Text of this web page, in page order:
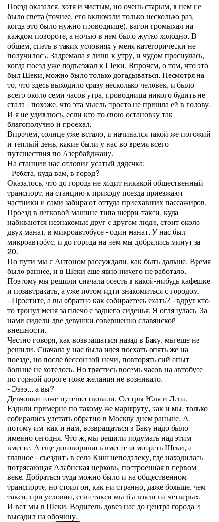
Поезд оказался, хотя и чистым, но очень старым, в нем не
было света (точнее, его включали только несколько раз,
когда это было нужно проводнице), вагон громыхал на
каждом повороте, а ночью в нем было жутко холодно. В
общем, спать в таких условиях у меня категорически не
получилось. Задремала я лишь к утру, и чудом проснулась,
когда поезд уже подъезжал к Шеки. Впрочем, о том, что это
был Шеки, можно было только догадываться. Несмотря на
то, что здесь выходило сразу несколько человек, и было
всего около семи часов утра, проводница никого будить не
стала - похоже, что эта мысль просто не пришла ей в голову.
И я не удивлюсь, если кто-то свою остановку так
благополучно и проехал.
Впрочем, солнце уже встало, и начинался такой же погожий
и теплый день, какие были у нас во время всего
путешествия по Азербайджану.
На станции нас отловил усатый дядечка:
- Ребята, куда вам, в город?
Оказалось, что до города не ходит никакой общественный
транспорт, на станцию к приходу поезда приезжают
частники и сами забирают оттуда приехавших пассажиров.
Проезд в легковой машине типа шерри-такси, куда
набиваются незнакомые друг с другом люди, стоит около
двух манат, в микроавтобусе - один манат. У нас был
микроавтобус, и до города на нем мы добрались минут за
20.
По пути мы с Антоном рассуждали, как быть дальше. Время
было раннее, и в Шеки еще явно ничего не работало.
Поэтому мы решили сначала осесть в какой-нибудь кафешке
и позавтракать, а уже потом идти знакомиться с городом.
- Простите, а вы обратно как собираетесь ехать? - вдруг кто-
то тронул меня за плечо с заднего сиденья. Я оглянулась. За
нами сидели две девушки совершенно славянской
внешности.
Честно говоря, как возвращаться назад в Баку, мы еще не
решили. Сначала у нас была идея поехать опять же на
поезде, но после бессонной ночи, повторять сий опыт
больше не хотелось. Но трястись восемь часов на автобусе
по горной дороге тоже желания не возникало.
- Ээээ... а вы?
Девчонки тоже путешествовали. Сестры Юля и Лена.
Ездили примерно по такому же маршруту, как и мы, только
собирались улетать обратно в Москву днем раньше. А
потому им, как и нам, возвращаться в Баку надо было
именно сегодня. Что ж, мы решили подумать над этим
вместе. А еще договорились вместе осмотреть Шеки, а
главное - съездить в село Киш неподалеку, где находилась
потрясающая Алабнская церковь, построенная в первом
веке. Добраться туда можно было и на общественном
транспорте, но стоил он, как ни странно, даже больше, чем
такси, при условии, если такси мы бы взяли на четверых.
И вот мы в Шеки. Водитель довез нас до центра города и
высадил на обочину.